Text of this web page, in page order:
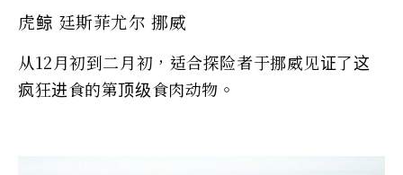
虎鲸 廷斯菲尤尔 挪威
从12月初到二月初，适合探险者于挪威见证了这
疯狂进食的第顶级食肉动物。